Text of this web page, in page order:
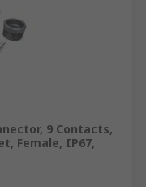
9 Contacts,
Female, IP67,